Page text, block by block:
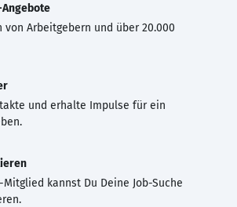
von Arbeitgebern und über 20.000
und erhalte Impulse für ein
kannst Du Deine Job-Suche